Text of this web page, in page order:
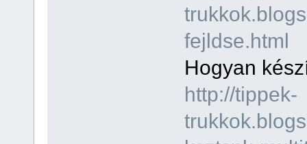
fejldse.html
Hogyan
http://tippek-